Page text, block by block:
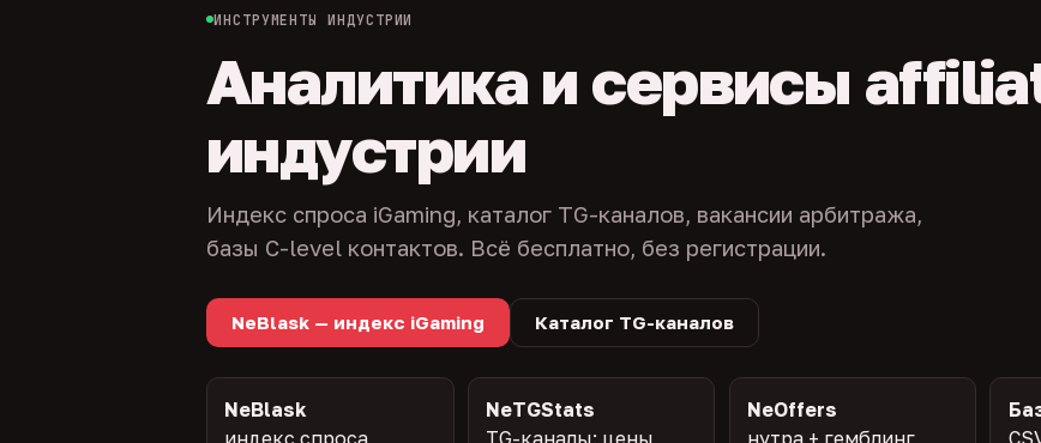
ИНСТРУМЕНТЫ ИНДУСТРИИ
Аналитика и сервисы
индустрии
Индекс спроса iGaming, каталог TG-каналов, вакансии арбитража,
базы C-level контактов. Всё бесплатно, без регистрации.
NeBlask — индекс iGaming Каталог TG-каналов
NeBlask
NeTGStats
NeOffers